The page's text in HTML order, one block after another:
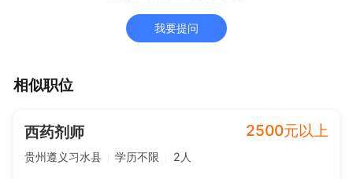
我要提问
相似职位
西药剂师 2500元以上
贵州遵义习水县 学历不限 2人